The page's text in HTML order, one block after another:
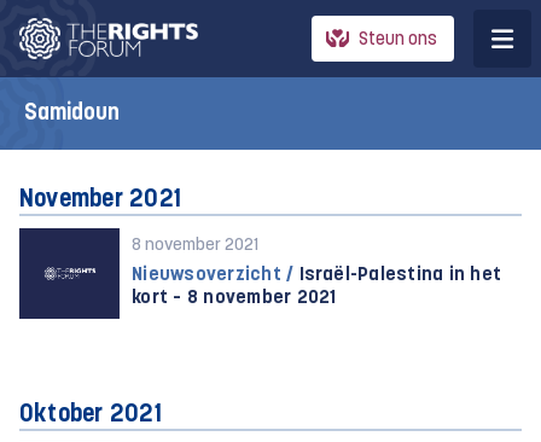
Steun ons
Samidoun
November 2021
8 november 2021
Nieuwsoverzicht / Israël-Palestina in het
kort – 8 november 2021
Oktober 2021